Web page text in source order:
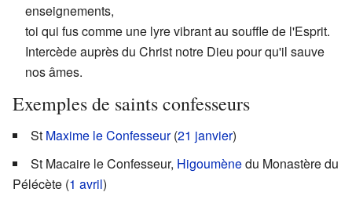
enseignements,
toi qui fus comme une lyre vibrant au souffle de l'Esprit.
Intercède auprès du Christ notre Dieu pour qu'il sauve
nos âmes.
Exemples de saints confesseurs
St Maxime le Confesseur(21 janvier)
St Macaire le Confesseur, Higoumènedu Monastère du
Pélécète (1 avril)